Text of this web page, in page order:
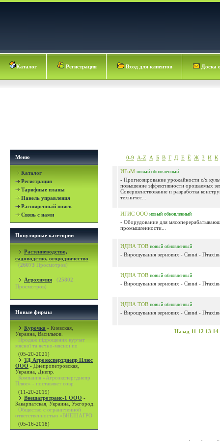
Каталог Регистрация Вход для клиентов Доска
Меню
Каталог
Регистрация
Тарифные планы
Панель управления
Расширенный поиск
Связь с нами
Популярные категории
Растениеводство,
садоводство, огородничество
(26073 Просмотров)
Агрохимия (25802
Просмотров)
Новые фирмы
Курочка - Киевская,
Украина, Васильков.
Продаж підрощених курчат
мясної та яєчно-мясної по
(05-20-2021)
ТД Агроэкспертднепр Плюс
ООО - Днепропетровская,
Украина, Днепр.
Компания «Агроэкспертднепр
Плюс» - поставляет совр
(11-20-2019)
Внешагротранс-1 ООО -
Закарпатская, Украина, Ужгород.
Общество с ограниченной
ответственностью «ВНЕШАГРО
(05-16-2018)
0-9 A-Z А Б В Г Д Е Ё Ж З И К
ИГиМ новый обновленный
- Прогнозирование урожайности с/х
повышение эффективности орошаемых
Совершенствование и разработка
техничес...
ИГИС ООО новый обновленный
- Оборудование для
промышленности...
ИДНА ТОВ новый обновленный
- Вирощування зернових - Свині -
ИДНА ТОВ новый обновленный
- Вирощування зернових - Свині -
ИДНА ТОВ новый обновленный
- Вирощування зернових - Свині -
Назад 11 12 13 14